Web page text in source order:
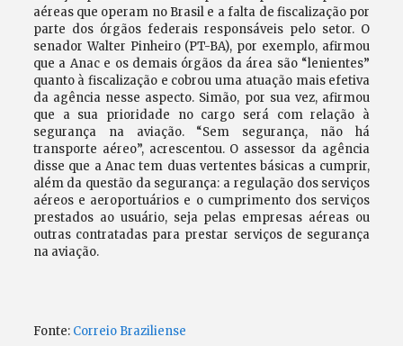
aéreas que operam no Brasil e a falta de fiscalização por
parte dos órgãos federais responsáveis pelo setor. O
senador Walter Pinheiro (PT-BA), por exemplo, afirmou
que a Anac e os demais órgãos da área são “lenientes”
quanto à fiscalização e cobrou uma atuação mais efetiva
da agência nesse aspecto. Simão, por sua vez, afirmou
que a sua prioridade no cargo será com relação à
segurança na aviação. “Sem segurança, não há
transporte aéreo”, acrescentou. O assessor da agência
disse que a Anac tem duas vertentes básicas a cumprir,
além da questão da segurança: a regulação dos serviços
aéreos e aeroportuários e o cumprimento dos serviços
prestados ao usuário, seja pelas empresas aéreas ou
outras contratadas para prestar serviços de segurança
na aviação.
Fonte: Correio Braziliense